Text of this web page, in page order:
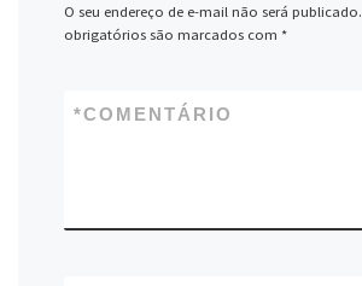
O seu endereço de e-mail não será publicado.
obrigatórios são marcados com *
COMENTÁRIO
*